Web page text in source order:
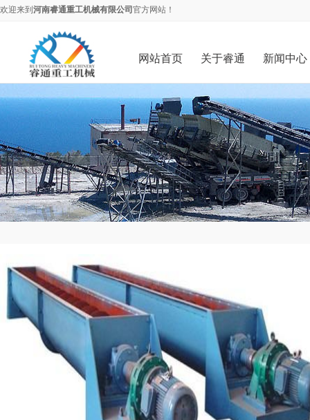
欢迎来到 河南睿通重工机械有限公司 官方网站！
网站首页 关于睿通 新闻中心